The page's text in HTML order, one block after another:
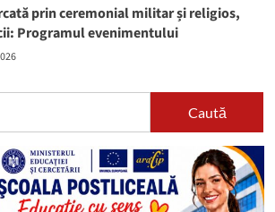
prin ceremonial militar și religios,
Programul evenimentului